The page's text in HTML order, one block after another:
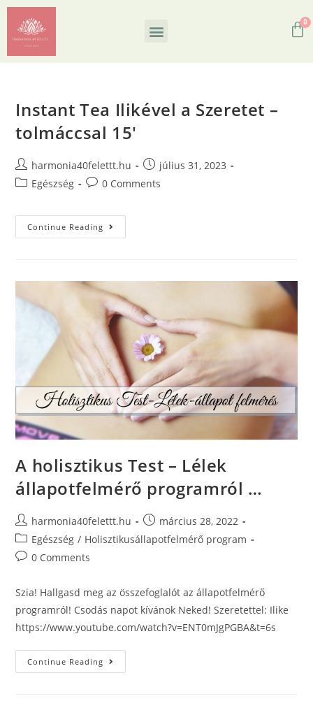
Instant Tea Ilikével a Szeretet –
tolmáccsal 15′
harmonia40felettt.hu
július 31, 2023
Egészség
0 Comments
Continue Reading
A holisztikus Test – Lélek
állapotfelmérő programról …
harmonia40felettt.hu
március 28, 2022
Egészség / Holisztikusállapotfelmérő program
0 Comments
Szia! Hallgasd meg az összefoglalót az állapotfelmérő
programról! Csodás napot kívánok Neked! Szeretettel: Ilike
https://www.youtube.com/watch?v=ENT0mJgPGBA&t=6s
Continue Reading